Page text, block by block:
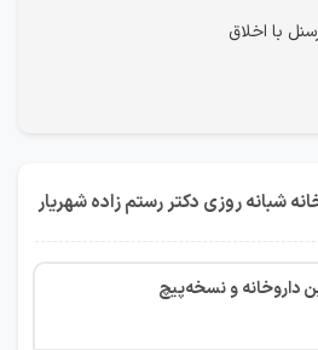
با اخلاق
شبانه روزی دکتر رستم زاده شهریار
داروخانه و نسخه‌پیچ